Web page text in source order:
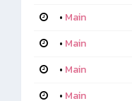
• Main
• Main
• Main
• Main